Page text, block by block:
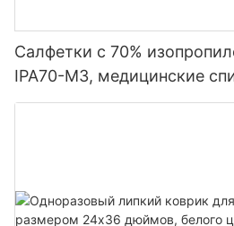
Салфетки с 70%
IPA70-M3, медицинские
для обработки кожи.